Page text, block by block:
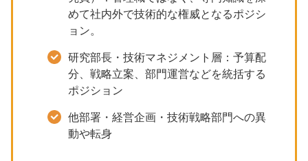
めて社内外で技術的な権威となるポジシ
ョン。
研究部長・技術マネジメント層：予算配
分、戦略立案、部門運営などを統括する
ポジション
他部署・経営企画・技術戦略部門への異
動や転身